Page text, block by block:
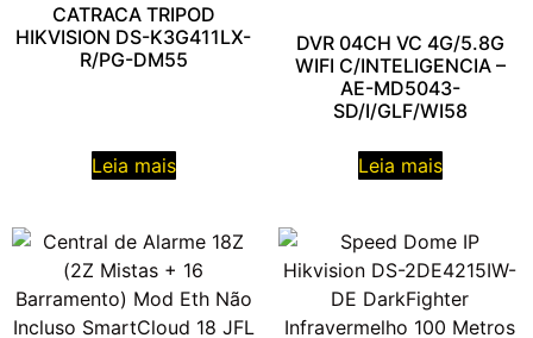
CATRACA TRIPOD
HIKVISION DS-K3G411LX-
R/PG-DM55
Leia mais
DVR 04CH VC 4G/5.8G
WIFI C/INTELIGENCIA –
AE-MD5043-
SD/I/GLF/WI58
Leia mais